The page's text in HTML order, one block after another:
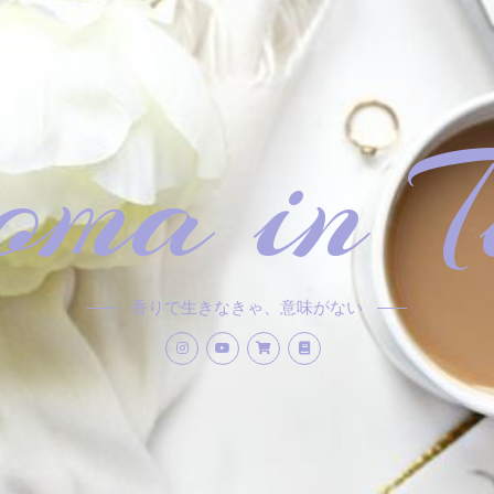
in
香りで生きなきゃ、意味がない